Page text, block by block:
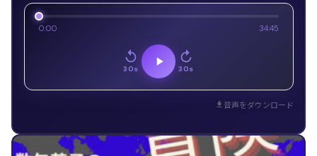
0:00 34:45
30s 30s
音声をダウンロード